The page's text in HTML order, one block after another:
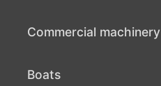
Commercial machinery
Boats